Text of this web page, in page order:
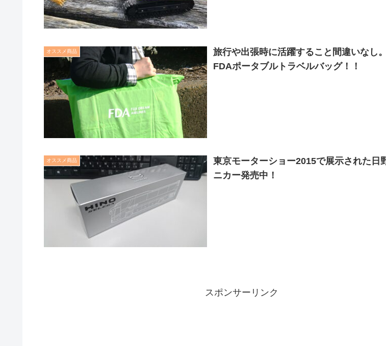
オススメ商品
旅行や出張時に活躍すること間違いなし
FDAポータブルトラベルバッグ！！
オススメ商品
東京モーターショー2015で展示された日
ニカー発売中！
スポンサーリンク